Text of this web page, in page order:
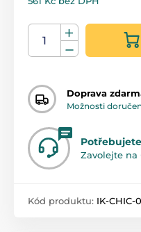
Doprava
Možnosti
Zavolejte na
Kód produktu: IK-CHIC-